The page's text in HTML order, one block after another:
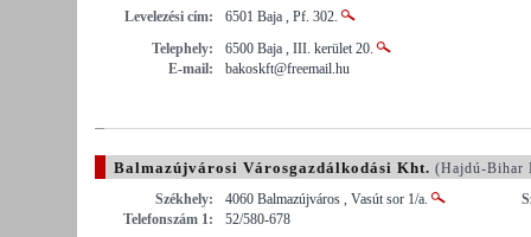
Levelezési cím:
6501 Baja , Pf. 302.
Telephely:
6500 Baja , III. kerület 20.
E-mail:
bakoskft@freemail.hu
Balmazújvárosi Városgazdálkodási Kht. (Hajdú-Bihar
Székhely:
4060 Balmazújváros , Vasút sor 1/a.
Telefonszám 1:
52/580-678